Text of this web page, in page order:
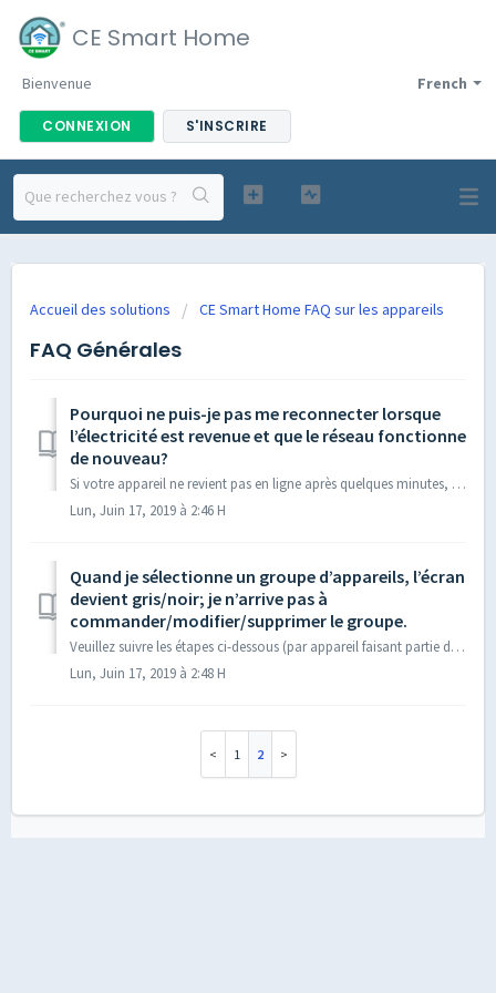
CE Smart Home
French
Bienvenue
CONNEXION S'INSCRIRE
Accueil des solutions CE Smart Home FAQ sur les appareils
FAQ Générales
Pourquoi ne puis-je pas me reconnecter lorsque
l’électricité est revenue et que le réseau fonctionne
de nouveau?
Si votre appareil ne revient pas en ligne après quelques minutes, veuillez attendre environ 30 minutes pour que votre réseau se restaure et que l’appareil s...
Lun, Juin 17, 2019 à 2:46 H
Quand je sélectionne un groupe d’appareils, l’écran
devient gris/noir; je n’arrive pas à
commander/modifier/supprimer le groupe.
Veuillez suivre les étapes ci-dessous (par appareil faisant partie du groupe) pour retirer et reconnecter les appareils du groupe : Tout d’abord, assurez-...
Lun, Juin 17, 2019 à 2:48 H
1 2